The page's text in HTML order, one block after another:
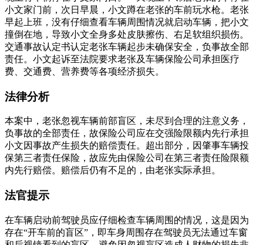
小文家门前，次日早晨，小文蹲在老张的车前玩水枪。老张
早起上班，没有仔细查看车辆周围情况就启动车辆，把小文
撞倒在地，导致小文全身多处皮肤擦伤、右足软组织损伤。
交通事故认定书认定老张车辆起步未确保安全，负事故全部
责任。小文起诉至法院要求老张及车辆保险公司承担医疗
费、交通费、营养费等各项经济损失。
法律分析
本案中，老张忽视车辆前部盲区，未尽到合理的注意义务，
负事故的全部责任，故保险公司应在交强险限额内先行承担
小文因事故产生损失的赔偿责任。超出部分，因肇事车辆投
保第三者责任保险，故应先由保险公司在第三者责任险限额
内先行赔偿。赔偿后仍有不足的，由老张实际承担。
法官提示
在车辆启动前驾驶员应仔细检查车辆周围的情况，这是因为
存在“开车前的盲区”，即车身周围存在驾驶员无法通过车窗